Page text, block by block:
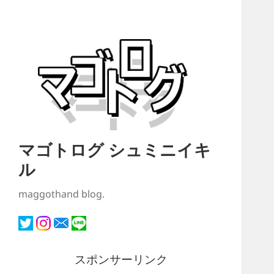
マゴトログ シュミニイキ
ル
maggothand blog.
スポンサーリンク